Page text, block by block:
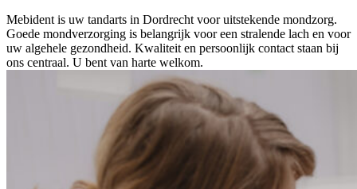
Mebident is uw tandarts in Dordrecht voor uitstekende mondzorg.
Goede mondverzorging is belangrijk voor een stralende lach en voor
uw algehele gezondheid. Kwaliteit en persoonlijk contact staan bij
ons centraal. U bent van harte welkom.